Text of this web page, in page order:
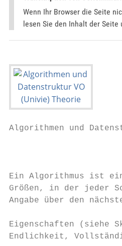
Wenn Ihr Browser die Seite
lesen Sie den Inhalt der Seite
Algorithmen und
Ein Algorithmus ist
Größen, in der jeder
Angabe über den
Eigenschaften (siehe
Endlichkeit,